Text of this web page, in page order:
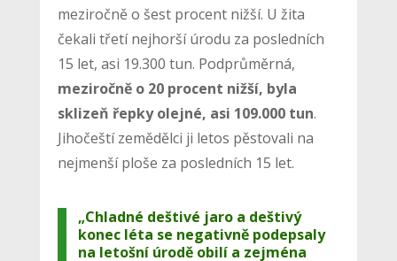
meziročně o šest procent nižší. U žita
čekali třetí nejhorší úrodu za posledních
15 let, asi 19.300 tun. Podprůměrná,
meziročně o 20 procent nižší, byla
sklizeň řepky olejné, asi 109.000 tun.
Jihočeští zemědělci ji letos pěstovali na
nejmenší ploše za posledních 15 let.
„Chladné deštivé jaro a deštivý
konec léta se negativně podepsaly
na letošní úrodě obilí a zejména